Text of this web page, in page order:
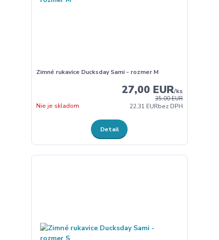
Zimné rukavice Ducksday Sami - rozmer M
35,00 EUR
27,00 EUR/ks
22,31 EURbez DPH
Nie je skladom
Detail